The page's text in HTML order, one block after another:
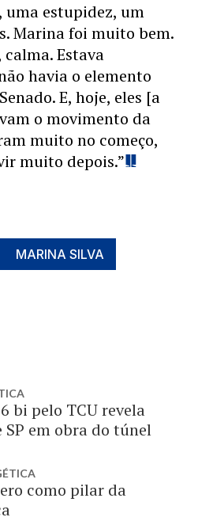
uma estupidez, um
Marina foi muito bem.
Estava
havia o elemento
E, hoje, eles [a
o movimento da
muito no começo,
muito depois.”
MARINA SILVA
bi pelo TCU revela
em obra do túnel
como pilar da